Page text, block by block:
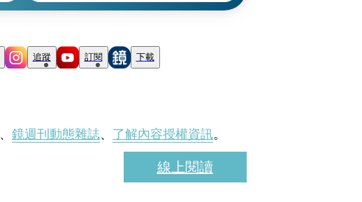
追蹤 訂閱 下載
、 鏡週刊動態雜誌、 了解內容授權資訊。
線上閱讀